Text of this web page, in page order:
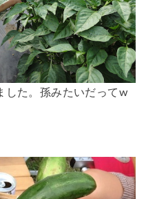
した。孫みたいだってw